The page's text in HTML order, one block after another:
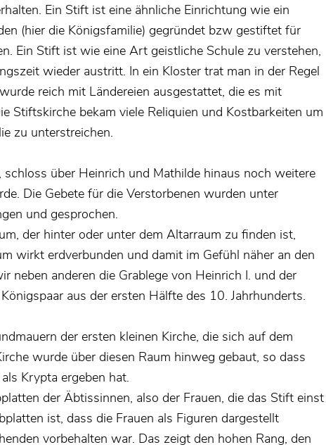
Ein Stift ist eine ähnliche Einrichtung wie ein
(hier die Königsfamilie) gegründet bzw gestiftet für
Ein Stift ist wie eine Art geistliche Schule zu verstehen,
wieder austritt. In ein Kloster trat man in der Regel
reich mit Ländereien ausgestattet, die es mit
Stiftskirche bekam viele Reliquien und Kostbarkeiten um
zu unterstreichen.
über Heinrich und Mathilde hinaus noch weitere
Die Gebete für die Verstorbenen wurden unter
und gesprochen.
der hinter oder unter dem Altarraum zu finden ist,
wirkt erdverbunden und damit im Gefühl näher an den
neben anderen die Grablege von Heinrich I. und der
aus der ersten Hälfte des 10. Jahrhunderts.
der ersten kleinen Kirche, die sich auf dem
wurde über diesen Raum hinweg gebaut, so dass
Krypta ergeben hat.
der Äbtissinnen, also der Frauen, die das Stift einst
ist, dass die Frauen als Figuren dargestellt
vorbehalten war. Das zeigt den hohen Rang, den